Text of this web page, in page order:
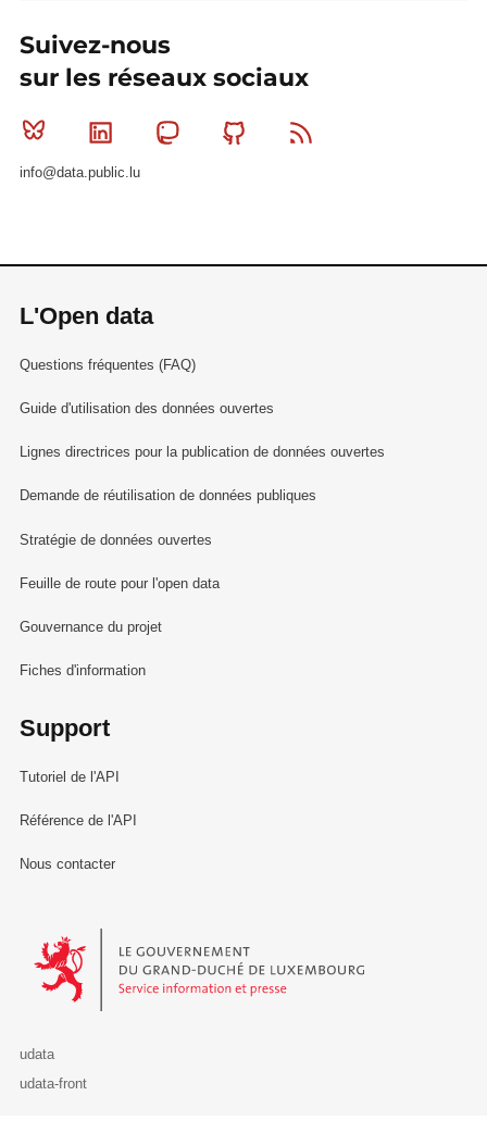
Suivez-nous
sur les réseaux sociaux
Bluesky Linkedin MastodonGithub
info@data.public.lu
L'Open data
Questions fréquentes (FAQ)
Guide d'utilisation des données ouvertes
Lignes directrices pour la publication de données ouvertes
Demande de réutilisation de données publiques
Stratégie de données ouvertes
Feuille de route pour l'open data
Gouvernance du projet
Fiches d'information
Support
Tutoriel de l'API
Référence de l'API
Nous contacter
Le Gouvernement du Grand-Duché de Luxembourg - Service
udata
udata-front